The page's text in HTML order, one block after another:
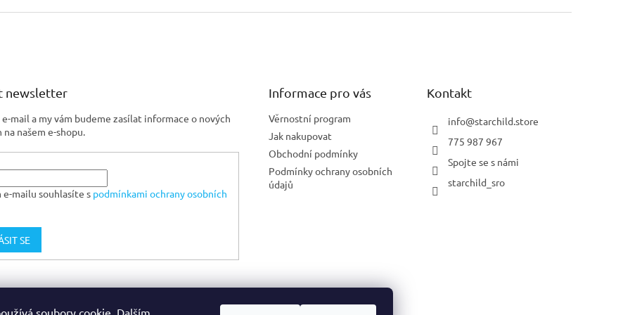
soubory cookie. Dalším
newsletter
mail a my vám budeme zasílat informace o nových
našem e-shopu.
mailu souhlasíte s podmínkami ochrany osobních
SE
Informace pro vás
Věrnostní program
Jak nakupovat
Obchodní podmínky
Podmínky ochrany osobních
údajů
Kontakt
info@starchild.store
775 987 967
Spojte se s námi
starchild_sro